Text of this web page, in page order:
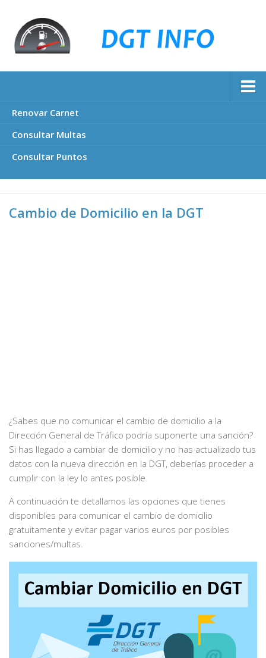
Renovar Carnet
Consultar Multas
Consultar Puntos
Cambio de Domicilio en la DGT
¿Sabes que no comunicar el cambio de domicilio a la
Dirección General de Tráfico podría suponerte una sanción?
Si has llegado a cambiar de domicilio y no has actualizado tus
datos con la nueva dirección en la DGT, deberías proceder a
cumplir con la ley lo antes posible.
A continuación te detallamos las opciones que tienes
disponibles para comunicar el cambio de domicilio
gratuitamente y evitar pagar varios euros por posibles
sanciones/multas.